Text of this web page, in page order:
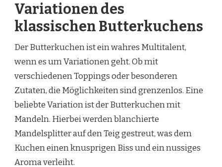
Variationen des
klassischen Butterkuchens
Der Butterkuchen ist ein wahres Multitalent,
wenn es um Variationen geht. Ob mit
verschiedenen Toppings oder besonderen
Zutaten, die Möglichkeiten sind grenzenlos. Eine
beliebte Variation ist der Butterkuchen mit
Mandeln. Hierbei werden blanchierte
Mandelsplitter auf den Teig gestreut, was dem
Kuchen einen knusprigen Biss und ein nussiges
Aroma verleiht.